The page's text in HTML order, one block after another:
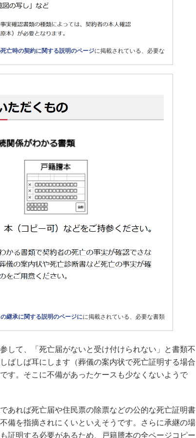
亡時の契約に関する説明のページに掲載されている、必要な
継承に関する説明のページにに掲載されている、必要な書類
して、「死亡届がないと受け付けられない」と書類不
ばしば耳にします（葬儀の案内状で死亡証明する場合
す。そこに不備があったケースも少なくないようで
あれば死亡届や住民票の除票などの公的な死亡証明書
備を指摘されにくいといえそうです。さらに承継の場
証明する必要があるため、戸籍謄本の全ページコピー